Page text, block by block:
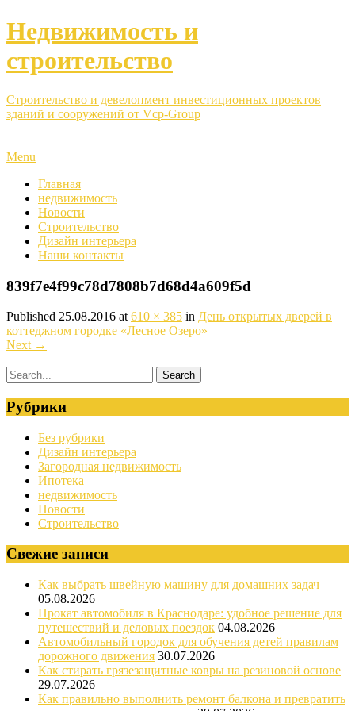
Недвижимость и
строительство
Строительство и девелопмент инвестиционных проектов
зданий и сооружений от Vcp-Group
Menu
Главная
недвижимость
Новости
Строительство
Дизайн интерьера
Наши контакты
839f7e4f99c78d7808b7d68d4a609f5d
Published 25.08.2016 at 610 × 385 in День открытых дверей в
коттеджном городке «Лесное Озеро»
Next →
Рубрики
Без рубрики
Дизайн интерьера
Загородная недвижимость
Ипотека
недвижимость
Новости
Строительство
Свежие записи
Как выбрать швейную машину для домашних задач
05.08.2026
Прокат автомобиля в Краснодаре: удобное решение для
путешествий и деловых поездок 04.08.2026
Автомобильный городок для обучения детей правилам
дорожного движения 30.07.2026
Как стирать грязезащитные ковры на резиновой основе
29.07.2026
Как правильно выполнить ремонт балкона и превратить